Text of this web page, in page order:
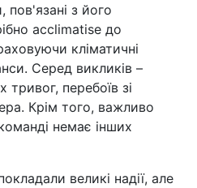
пов'язані з його
acclimatise до
кліматичні
Серед викликів –
тривог, перебоїв зі
Крім того, важливо
немає інших
великі надії, але